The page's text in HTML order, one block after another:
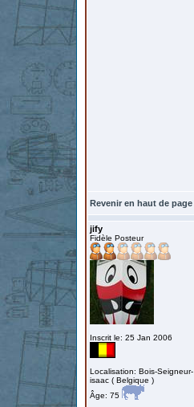
Revenir en haut de page
jify
Fidèle Posteur
Inscrit le: 25 Jan 2006
Localisation: Bois-Seigneur-
isaac ( Belgique )
Âge: 75